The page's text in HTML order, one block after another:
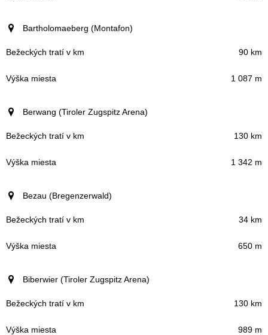
Bartholomaeberg (Montafon)
90 km
1 087 m
Berwang (Tiroler Zugspitz Arena)
130 km
1 342 m
Bezau (Bregenzerwald)
34 km
650 m
Biberwier (Tiroler Zugspitz Arena)
130 km
989 m